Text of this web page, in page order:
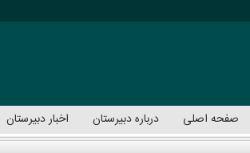
صفحه اصلی درباره دبیرستان اخبار دبیرستان